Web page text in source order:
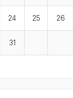
24 25 26
31